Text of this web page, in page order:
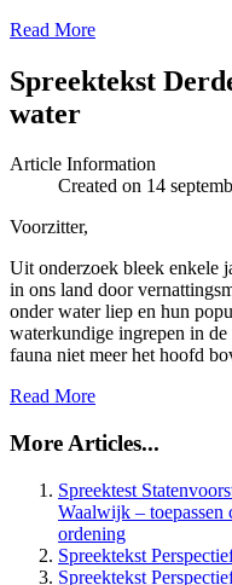
Read More
Spreektekst
water
Article Information
Created on 14
Voorzitter,
Uit onderzoek bleek enkele
in ons land door
onder water liep en hun
waterkundige ingrepen in
fauna niet meer het hoofd
Read More
More Articles...
Spreektest
Waalwijk –
ordening
Spreektekst
Spreektekst